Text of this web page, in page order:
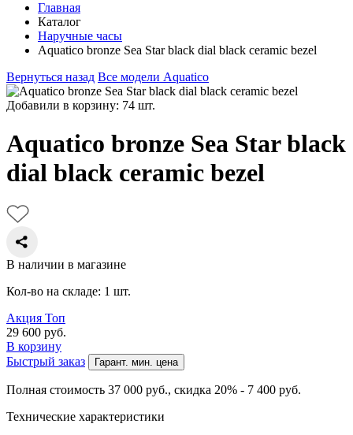
Главная
Каталог
Наручные часы
Aquatico bronze Sea Star black dial black ceramic bezel
Вернуться назад Все модели Aquatico
Добавили в корзину: 74 шт.
Aquatico bronze Sea Star black
dial black ceramic bezel
В наличии в магазине
Кол-во на складе: 1 шт.
Акция Топ
29 600 руб.
В корзину
Быстрый заказ
Гарант. мин. цена
Полная стоимость 37 000 руб., скидка 20% - 7 400 руб.
Технические характеристики